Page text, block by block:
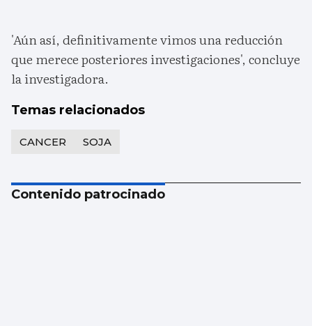
'Aún así, definitivamente vimos una reducción
que merece posteriores investigaciones', concluye
la investigadora.
Temas relacionados
CANCER SOJA
Contenido patrocinado